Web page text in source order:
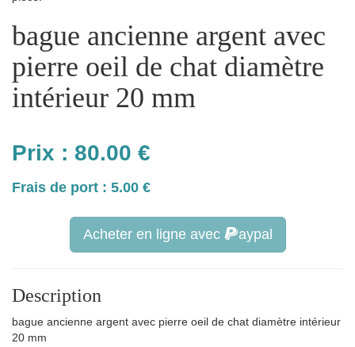
bague ancienne argent avec
pierre oeil de chat diamètre
intérieur 20 mm
Prix : 80.00 €
Frais de port : 5.00 €
Acheter en ligne avec aypal
Description
bague ancienne argent avec pierre oeil de chat diamètre intérieur
20 mm